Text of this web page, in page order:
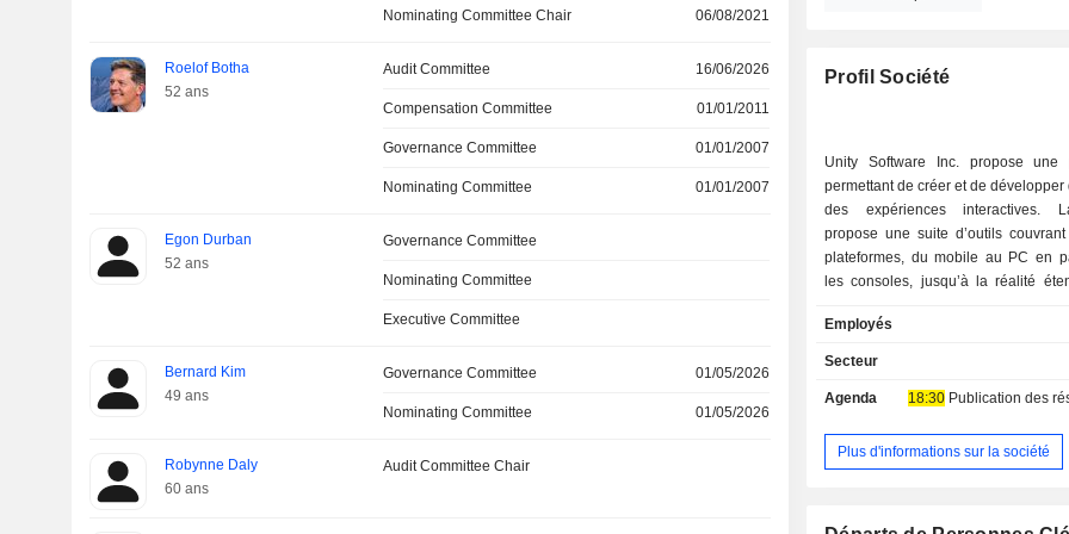
Nominating Committee Chair 06/08/2021
Roelof Botha
52 ans
Audit Committee 16/06/2026
Compensation Committee 01/01/2011
Governance Committee 01/01/2007
Nominating Committee 01/01/2007
Egon Durban
52 ans
Governance Committee
Nominating Committee
Executive Committee
Bernard Kim
49 ans
Governance Committee 01/05/2026
Nominating Committee 01/05/2026
Robynne Daly
60 ans
Audit Committee Chair
Profil Société
Unity Software Inc. propose une
permettant de créer et de développer
des expériences interactives.
propose une suite d’outils
plateformes, du mobile au PC en
les consoles, jusqu’à la réalité
solutions d’intelligence
accompagne les créateurs tout au
se compose de deux ensembles
Solutions. Create Solutions est un
complet d’outils et de services
Employés
Secteur
Agenda 18:30Publication des résultats
Plus d'informations sur la société